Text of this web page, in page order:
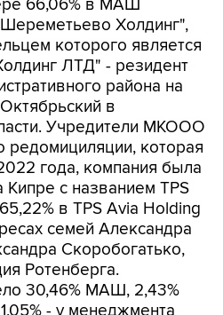
66,06% в МАШ
Холдинг",
которого является
ЛТД" - резидент
района на
в
Учредители МКООО
которая
года, компания была
Кипре с названием TPS
в TPS Avia Holding
семей Александра
Скоробогатько,
Ротенберга.
30,46% МАШ, 2,43%
- у менеджмента